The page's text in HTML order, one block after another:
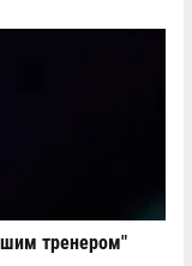
тренером"